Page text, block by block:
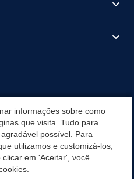
informações sobre como
que visita. Tudo para
possível. Para
utilizamos e customizá-los,
em 'Aceitar', você